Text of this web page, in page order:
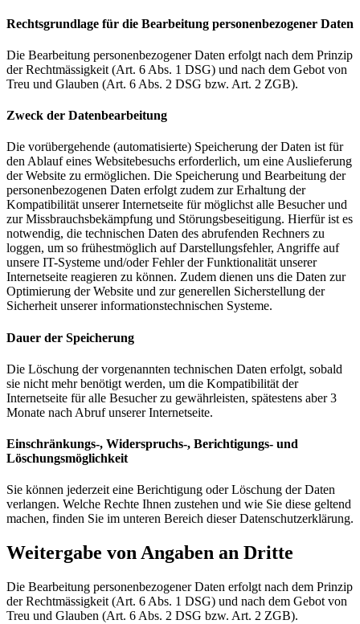
Rechtsgrundlage für die Bearbeitung personenbezogener Daten
Die Bearbeitung personenbezogener Daten erfolgt nach dem Prinzip
der Rechtmässigkeit (Art. 6 Abs. 1 DSG) und nach dem Gebot von
Treu und Glauben (Art. 6 Abs. 2 DSG bzw. Art. 2 ZGB).
Zweck der Datenbearbeitung
Die vorübergehende (automatisierte) Speicherung der Daten ist für
den Ablauf eines Websitebesuchs erforderlich, um eine Auslieferung
der Website zu ermöglichen. Die Speicherung und Bearbeitung der
personenbezogenen Daten erfolgt zudem zur Erhaltung der
Kompatibilität unserer Internetseite für möglichst alle Besucher und
zur Missbrauchsbekämpfung und Störungsbeseitigung. Hierfür ist es
notwendig, die technischen Daten des abrufenden Rechners zu
loggen, um so frühestmöglich auf Darstellungsfehler, Angriffe auf
unsere IT-Systeme und/oder Fehler der Funktionalität unserer
Internetseite reagieren zu können. Zudem dienen uns die Daten zur
Optimierung der Website und zur generellen Sicherstellung der
Sicherheit unserer informationstechnischen Systeme.
Dauer der Speicherung
Die Löschung der vorgenannten technischen Daten erfolgt, sobald
sie nicht mehr benötigt werden, um die Kompatibilität der
Internetseite für alle Besucher zu gewährleisten, spätestens aber 3
Monate nach Abruf unserer Internetseite.
Einschränkungs-, Widerspruchs-, Berichtigungs- und
Löschungsmöglichkeit
Sie können jederzeit eine Berichtigung oder Löschung der Daten
verlangen. Welche Rechte Ihnen zustehen und wie Sie diese geltend
machen, finden Sie im unteren Bereich dieser Datenschutzerklärung.
Weitergabe von Angaben an Dritte
Die Bearbeitung personenbezogener Daten erfolgt nach dem Prinzip
der Rechtmässigkeit (Art. 6 Abs. 1 DSG) und nach dem Gebot von
Treu und Glauben (Art. 6 Abs. 2 DSG bzw. Art. 2 ZGB).